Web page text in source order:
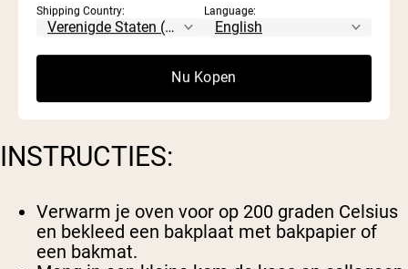
1 kop Parmezaanse kaas
2 scheppenNaked Collagen
INSTRUCTIES:
Verwarm je oven voor op 200 graden Celsius
en bekleed een bakplaat met bakpapier of
een bakmat.
Shipping Country: Language:
Nu Kopen